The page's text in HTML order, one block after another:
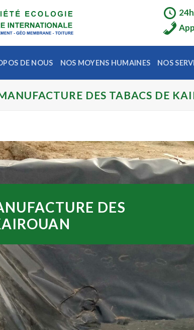
DE NOUS NOS MOYENS HUMAINES NOS
DES TABACS DE
DES